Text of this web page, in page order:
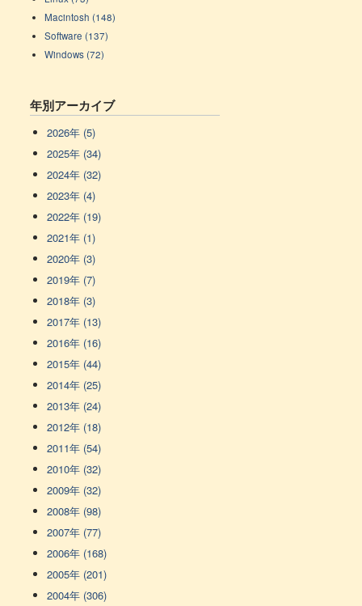
Macintosh (148)
Software (137)
Windows (72)
年別アーカイブ
2026年 (5)
2025年 (34)
2024年 (32)
2023年 (4)
2022年 (19)
2021年 (1)
2020年 (3)
2019年 (7)
2018年 (3)
2017年 (13)
2016年 (16)
2015年 (44)
2014年 (25)
2013年 (24)
2012年 (18)
2011年 (54)
2010年 (32)
2009年 (32)
2008年 (98)
2007年 (77)
2006年 (168)
2005年 (201)
2004年 (306)